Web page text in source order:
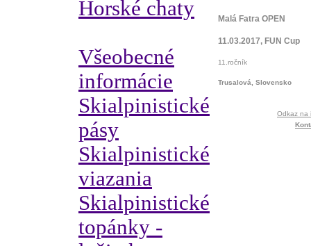
Horské chaty
Všeobecné
informácie
Skialpinistické
pásy
Skialpinistické
viazania
Skialpinistické
topánky -
Malá Fatra OPEN
11.03.2017, FUN Cup
11.ročník
Trusalová, Slovensko
Odkaz na